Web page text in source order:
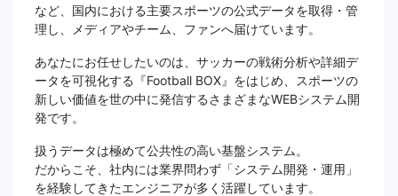
など、国内における主要スポーツの公式データを取得・管
理し、メディアやチーム、ファンへ届けています。
あなたにお任せしたいのは、サッカーの戦術分析や詳細デ
ータを可視化する『Football BOX』をはじめ、スポーツの
新しい価値を世の中に発信するさまざまなWEBシステム開
発です。
扱うデータは極めて公共性の高い基盤システム。
だからこそ、社内には業界問わず「システム開発・運用」
を経験してきたエンジニアが多く活躍しています。